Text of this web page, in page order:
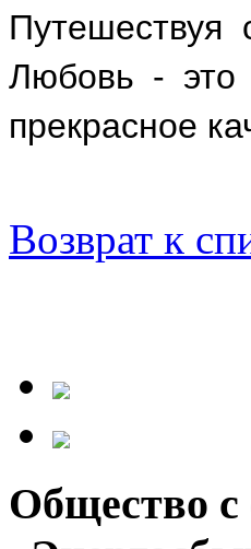
Путешествуя
Любовь - это
прекрасное
Возврат к
Общество с